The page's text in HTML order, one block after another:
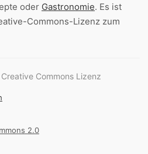
oder Gastronomie. Es ist
Commons-Lizenz zum
Commons Lizenz
2.0